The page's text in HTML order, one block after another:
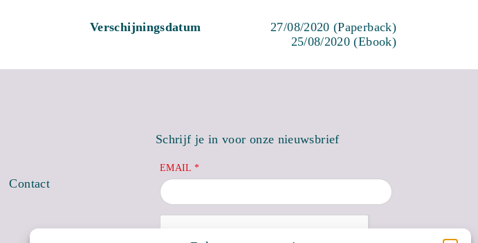
Verschijningsdatum
27/08/2020 (Paperback)
25/08/2020 (Ebook)
Contact
Schrijf je in voor onze nieuwsbrief
EMAIL *